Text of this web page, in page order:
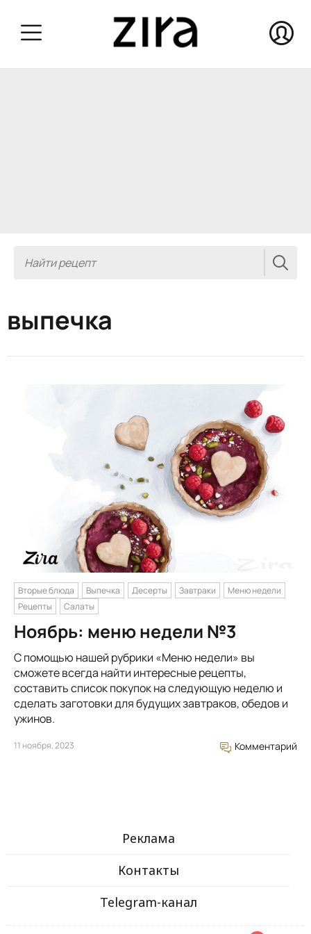
выпечка
Вторые блюда Выпечка Десерты Завтраки
Меню недели
Рецепты
Салаты
Ноябрь: меню недели №3
С помощью нашей рубрики «Меню недели» вы
сможете всегда найти интересные рецепты,
составить список покупок на следующую неделю и
сделать заготовки для будущих завтраков, обедов и
ужинов.
11 ноября, 2023 Комментарий
Реклама
Контакты
Telegram-канал